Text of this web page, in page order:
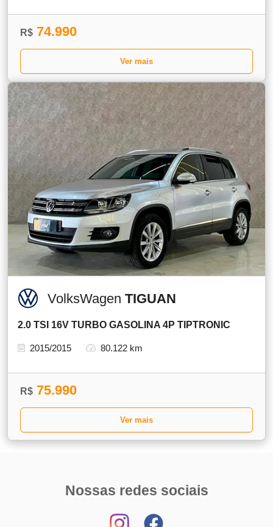
R$ 74.990
Ver mais
VolksWagen TIGUAN
2.0 TSI 16V TURBO GASOLINA 4P TIPTRONIC
2015/2015 80.122 km
R$ 75.990
Ver mais
Nossas redes sociais